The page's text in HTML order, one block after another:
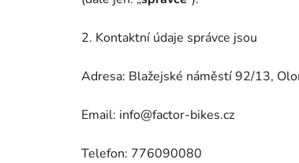
2. Kontaktní údaje správce jsou
Adresa: Blažejské náměstí 92/13,
Email: info@factor-bikes.cz
Telefon: 776090080